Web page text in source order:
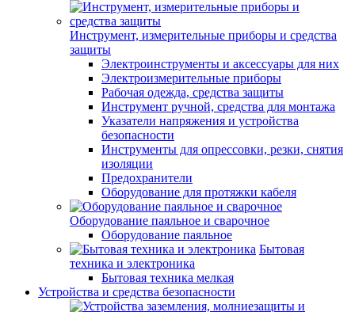
Инструмент, измерительные приборы и средства
защиты
Электроинструменты и аксессуары для них
Электроизмерительные приборы
Рабочая одежда, средства защиты
Инструмент ручной, средства для монтажа
Указатели напряжения и устройства
безопасности
Инструменты для опрессовки, резки, снятия
изоляции
Предохранители
Оборудование для протяжки кабеля
Оборудование паяльное и сварочное
Оборудование паяльное
Бытовая
техника и электроника
Бытовая техника мелкая
Устройства и средства безопасности